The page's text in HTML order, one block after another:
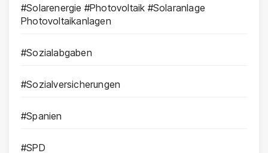
#Solarenergie #Photovoltaik #Solaranlage
Photovoltaikanlagen
#Sozialabgaben
#Sozialversicherungen
#Spanien
#SPD